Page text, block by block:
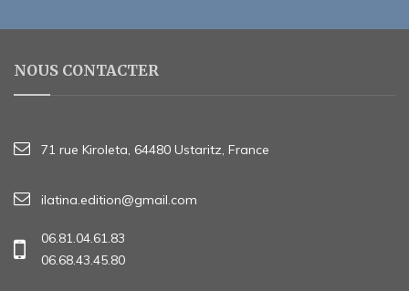
NOUS CONTACTER
71 rue Kiroleta, 64480 Ustaritz, France
ilatina.edition@gmail.com
06.81.04.61.83
06.68.43.45.80